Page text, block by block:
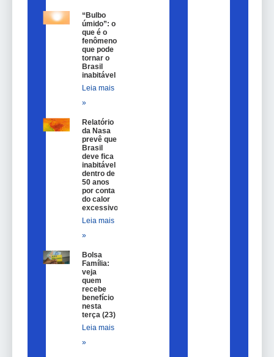
“Bulbo
úmido”: o
que é o
fenômeno
que pode
tornar o
Brasil
inabitável
Leia mais
»
Relatório
da Nasa
prevê que
Brasil
deve fica
inabitável
dentro de
50 anos
por conta
do calor
excessivo
Leia mais
»
Bolsa
Família:
veja
quem
recebe
benefício
nesta
terça (23)
Leia mais
»